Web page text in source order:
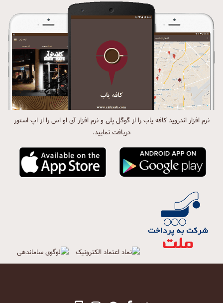
نرم افزار اندروید کافه یاب را از گوگل پلی و نرم افزار آی او اس را از اپ استور
دریافت نمایید.